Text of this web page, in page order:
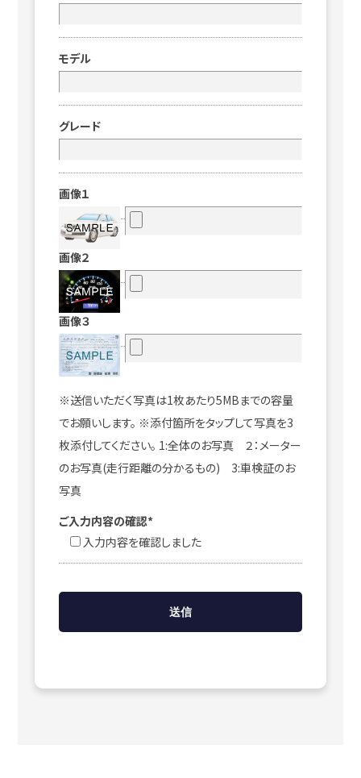
モデル
グレード
画像１
画像２
画像３
※送信いただく写真は1枚あたり5MBまでの容量
でお願いします。 ※添付箇所をタップして写真を3
枚添付してください。 1:全体のお写真 ２：メーター
のお写真(走行距離の分かるもの) 3:車検証のお
写真
ご入力内容の確認*
入力内容を確認しました